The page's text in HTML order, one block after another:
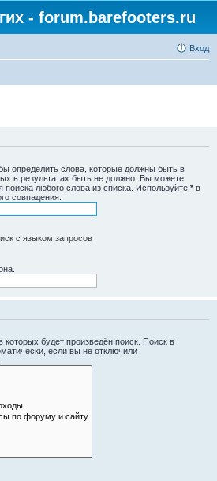
- forum.barefooters.ru
Вход
определить слова, которые должны быть в
в результатах быть не должно. Вы можете
поиска любого слова из списка. Используйте * в
совпадения.
с языком запросов
будет произведён поиск. Поиск в
если вы не отключили